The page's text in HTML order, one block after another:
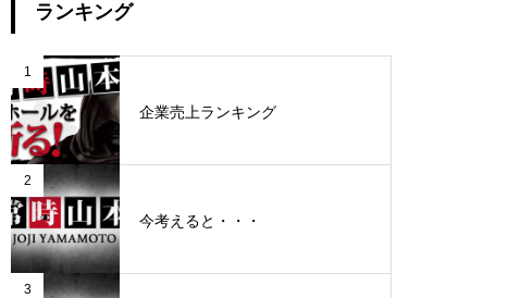
ランキング
1
企業売上ランキング
2
今考えると・・・
3